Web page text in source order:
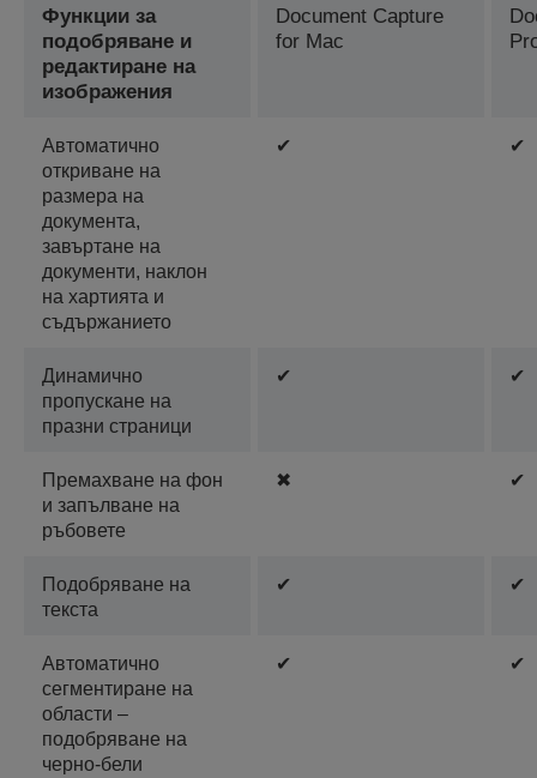
Функции за
подобряване и
редактиране на
изображения
Document Capture
for Mac
Автоматично
откриване на
размера на
документа,
завъртане на
документи, наклон
на хартията и
съдържанието
✔ ✔
Динамично
пропускане на
празни страници
✔ ✔
Премахване на фон
и запълване на
ръбовете
✖ ✔
Подобряване на
текста
✔ ✔
Автоматично
сегментиране на
области –
подобряване на
черно-бели
✔ ✔